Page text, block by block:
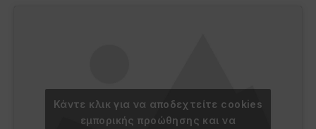
Κάντε κλικ για να αποδεχτείτε cookies
εμπορικής προώθησης και να